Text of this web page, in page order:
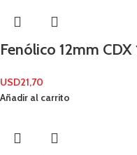
Fenólico 12mm
USD21,70
Añadir al carrito